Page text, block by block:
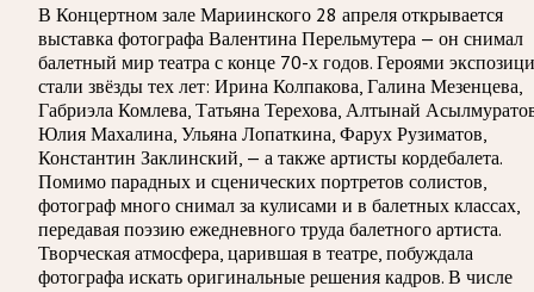
В Концертном зале Мариинского 28 апреля открывается
выставка фотографа Валентина Перельмутера — он снимал
балетный мир театра с конце 70-х годов. Героями
стали звёзды тех лет: Ирина Колпакова, Галина Мезенцева,
Габриэла Комлева, Татьяна Терехова, Алтынай
Юлия Махалина, Ульяна Лопаткина, Фарух Рузиматов,
Константин Заклинский, — а также артисты кордебалета.
Помимо парадных и сценических портретов солистов,
фотограф много снимал за кулисами и в балетных классах,
передавая поэзию ежедневного труда балетного артиста.
Творческая атмосфера, царившая в театре, побуждала
фотографа искать оригинальные решения кадров. В числе